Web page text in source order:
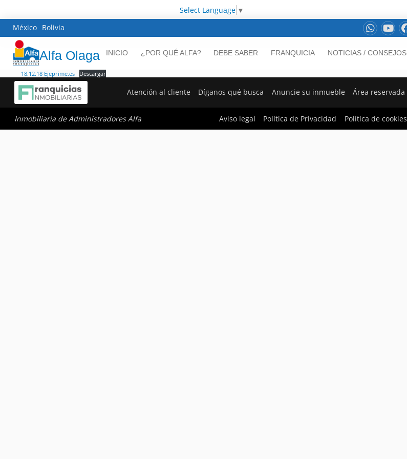
Select Language ▼
México Bolivia
Alfa Olaga INICIO ¿POR QUÉ ALFA? DEBE SABER FRANQUICIA NOTICIAS / CONSEJOS
18.12.18 Ejeprime.es Descargar
Atención al cliente Díganos qué busca Anuncie su inmueble Área reservada
Inmobiliaria de Administradores Alfa Aviso legal Política de Privacidad Política de cookies